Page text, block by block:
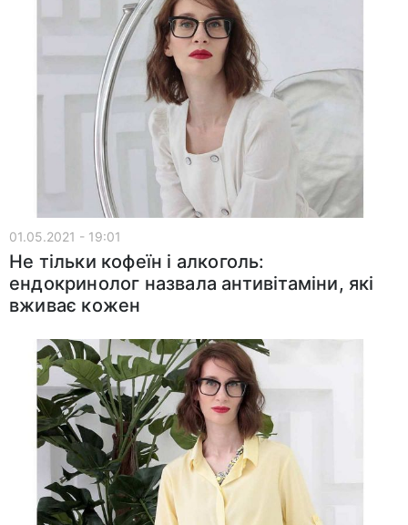
01.05.2021 - 19:01
Не тільки кофеїн і алкоголь:
ендокринолог назвала антивітаміни, які
вживає кожен